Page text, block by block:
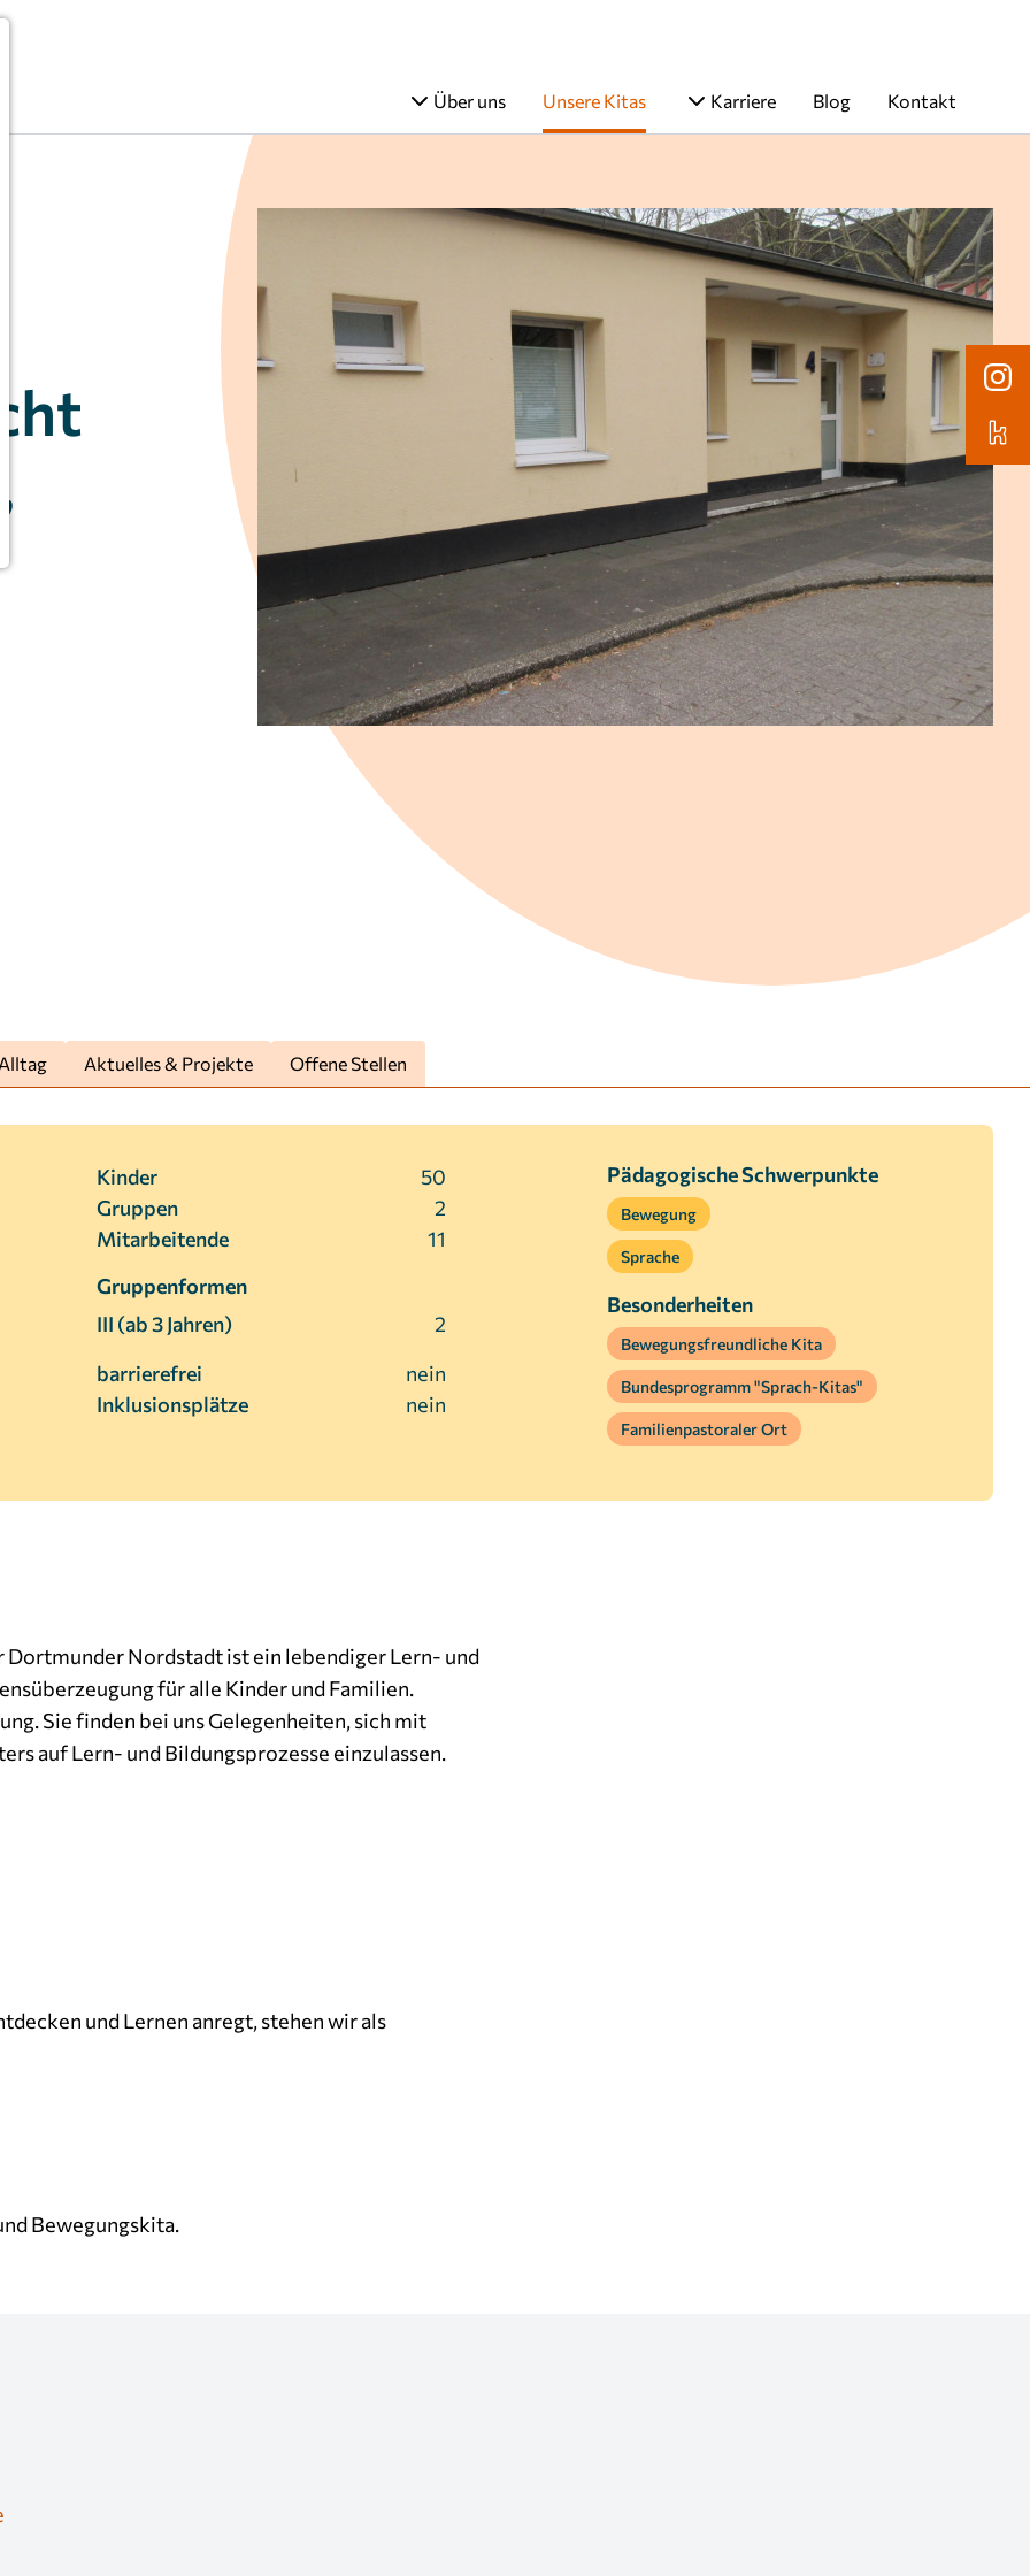
Über uns Unsere Kitas Karriere Blog Kontakt
Alltag Aktuelles & Projekte Offene Stellen
Kinder
50
Gruppen
2
Mitarbeitende
11
Gruppenformen
III (ab 3 Jahren)
2
barrierefrei
nein
Inklusionsplätze
nein
Pädagogische Schwerpunkte
Bewegung
Sprache
Besonderheiten
Bewegungsfreundliche Kita
Bundesprogramm "Sprach-Kitas"
Familienpastoraler Ort
Nordstadt ist ein lebendiger Lern- und
für alle Kinder und Familien.
Sie finden bei uns Gelegenheiten, sich mit
auf Lern- und Bildungsprozesse einzulassen.
und Lernen anregt, stehen wir als
Bewegungskita.